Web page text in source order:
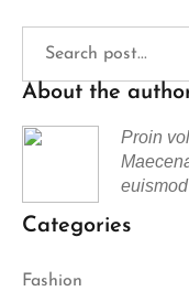
About the
Proin
Categories
Fashion